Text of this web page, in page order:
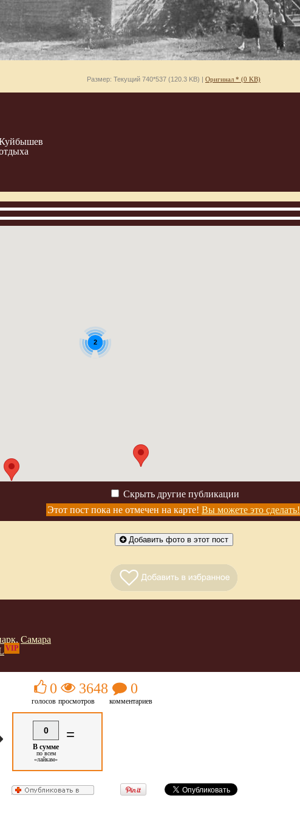
Размер: Текущий 740*537 (120.3 KB) | Оригинал * (0 KB)
2
Скрыть другие публикации
Этот пост пока не отмечен на карте! Вы можете это сделать!
Добавить фото в этот пост
, Самара
VIP
0
голосов
3648
просмотров
0
комментариев
0
В сумме
по всем
«лайкам»
=